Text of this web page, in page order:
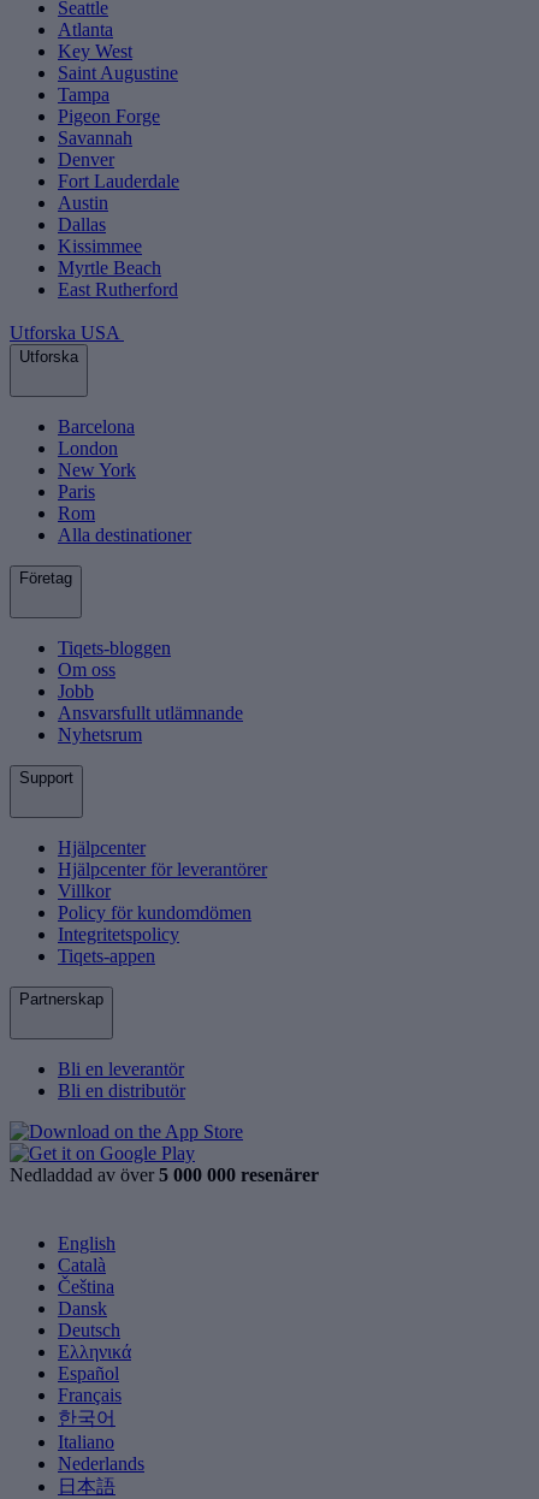
Seattle
Atlanta
Key West
Saint Augustine
Tampa
Pigeon Forge
Savannah
Denver
Fort Lauderdale
Austin
Dallas
Kissimmee
Myrtle Beach
East Rutherford
Utforska USA
Utforska
Barcelona
London
New York
Paris
Rom
Alla destinationer
Företag
Tiqets-bloggen
Om oss
Jobb
Ansvarsfullt utlämnande
Nyhetsrum
Support
Hjälpcenter
Hjälpcenter för leverantörer
Villkor
Policy för kundomdömen
Integritetspolicy
Tiqets-appen
Partnerskap
Bli en leverantör
Bli en distributör
Nedladdad av över 5 000 000 resenärer
English
Català
Čeština
Dansk
Deutsch
Ελληνικά
Español
Français
한국어
Italiano
Nederlands
日本語